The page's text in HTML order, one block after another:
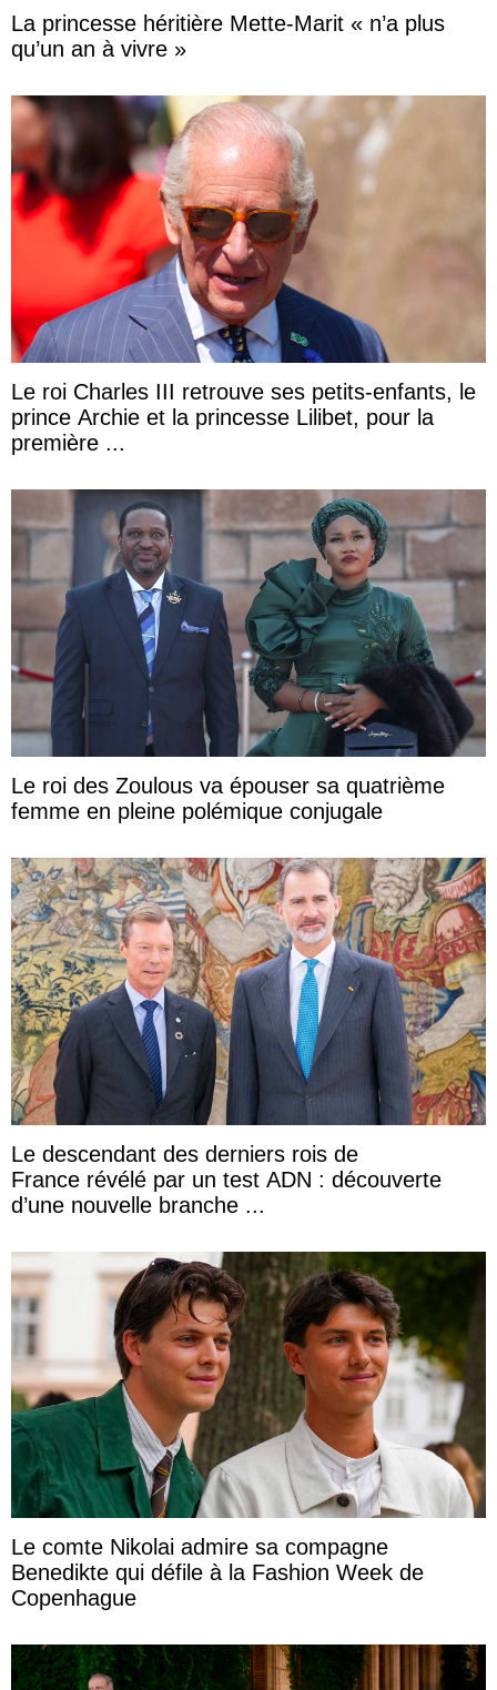
La princesse héritière Mette-Marit « n’a plus
qu’un an à vivre »
Le roi Charles III retrouve ses petits-enfants, le
prince Archie et la princesse Lilibet, pour la
première ...
Le roi des Zoulous va épouser sa quatrième
femme en pleine polémique conjugale
Le descendant des derniers rois de
France révélé par un test ADN : découverte
d’une nouvelle branche ...
Le comte Nikolai admire sa compagne
Benedikte qui défile à la Fashion Week de
Copenhague